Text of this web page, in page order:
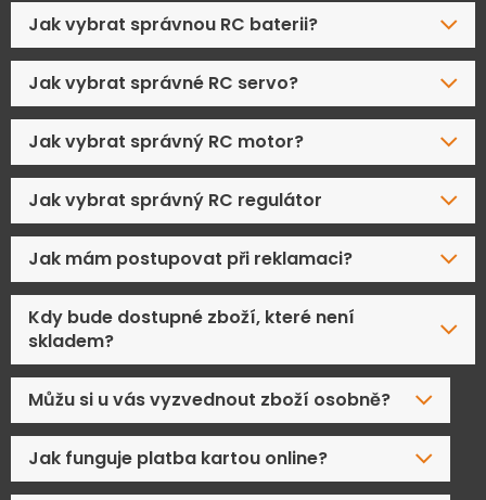
Jak vybrat správnou RC baterii?
Jak vybrat správné RC servo?
Jak vybrat správný RC motor?
Jak vybrat správný RC regulátor
Jak mám postupovat při reklamaci?
Kdy bude dostupné zboží, které není
skladem?
Můžu si u vás vyzvednout zboží osobně?
Jak funguje platba kartou online?